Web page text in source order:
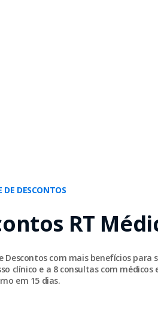
DE DESCONTOS
RT
Descontos com mais benefícios para
clínico e a 8 consultas com médicos
em 15 dias.